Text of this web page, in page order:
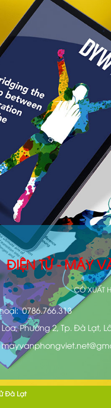
ĐIỆN TỬ - MÁY
CÓ XUẤT
0786.766.313
Phường 2, Tp. Đà Lạt,
Đà Lạt